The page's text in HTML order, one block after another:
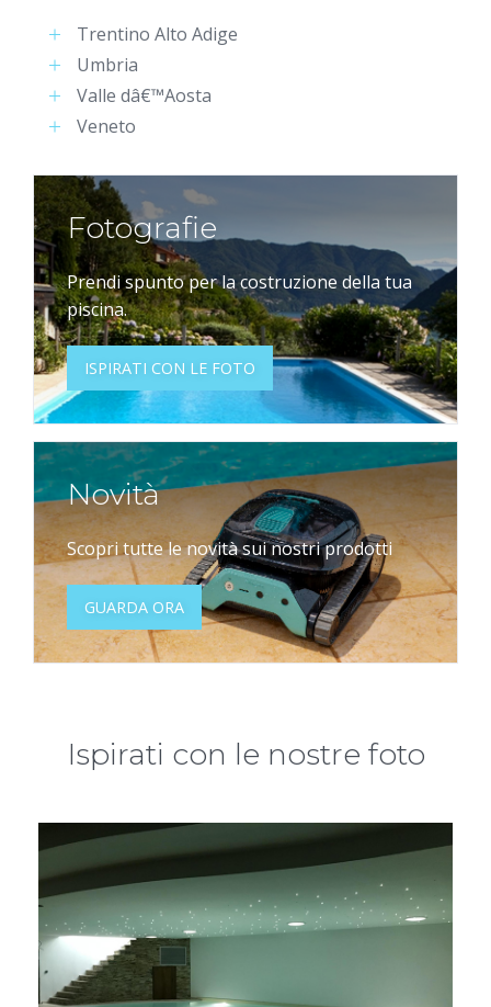
Trentino Alto Adige
Umbria
Valle dâ€™Aosta
Veneto
Fotografie
Prendi spunto per la costruzione della tua
piscina.
ISPIRATI CON LE FOTO
Novità
Scopri tutte le novità sui nostri prodotti
GUARDA ORA
Ispirati con le nostre foto